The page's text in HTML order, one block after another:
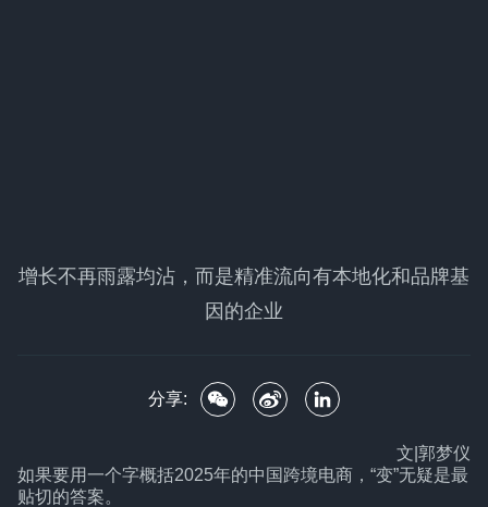
增长不再雨露均沾，而是精准流向有本地化和品牌基
因的企业
分享:
文|郭梦仪
如果要用一个字概括2025年的中国跨境电商，“变”无疑是最
贴切的答案。